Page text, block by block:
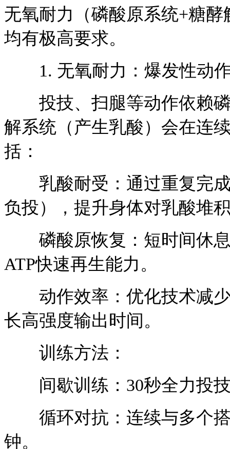
无氧耐力（磷酸原系统+糖
均有极高要求。
1. 无氧耐力：爆发性动作
投技、扫腿等动作依赖磷
解系统（产生乳酸）会在连
括：
乳酸耐受：通过重复完成
负投），提升身体对乳酸堆
磷酸原恢复：短时间休息
ATP快速再生能力。
动作效率：优化技术减少
长高强度输出时间。
训练方法：
间歇训练：30秒全力投技
循环对抗：连续与多个搭
钟。